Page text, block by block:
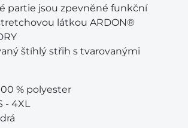
partie jsou zpevněné funkční
látkou ARDON®
štíhlý střih s tvarovanými
% polyester
- 4XL